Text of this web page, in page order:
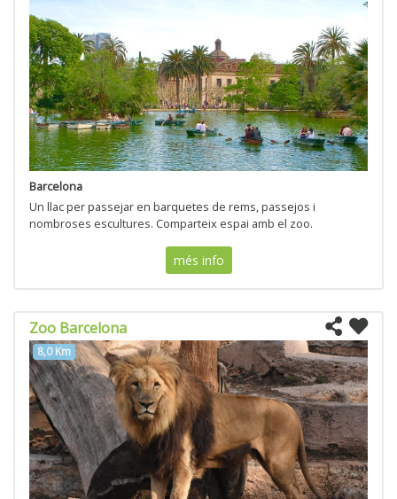
Barcelona
Un llac per passejar en barquetes de rems, passejos i
nombroses escultures. Comparteix espai amb el zoo.
més info
Zoo Barcelona
8,0 Km